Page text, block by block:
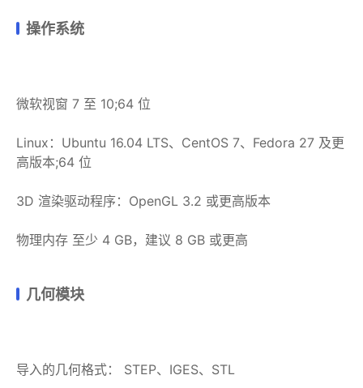
操作系统
微软视窗 7 至 10;64 位
Linux：Ubuntu 16.04 LTS、CentOS 7、Fedora 27 及更
高版本;64 位
3D 渲染驱动程序：OpenGL 3.2 或更高版本
物理内存 至少 4 GB，建议 8 GB 或更高
几何模块
导入的几何格式： STEP、IGES、STL